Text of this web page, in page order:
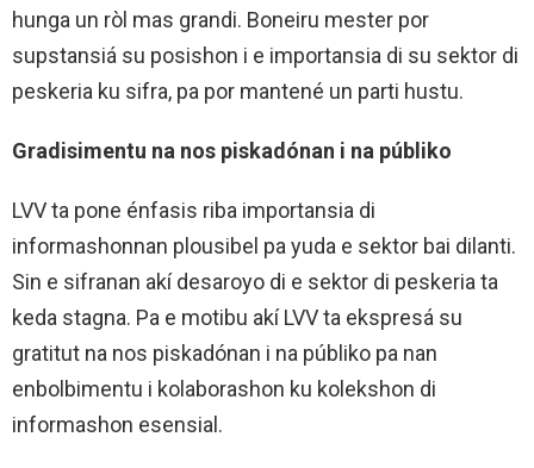
hunga un ròl mas grandi. Boneiru mester por
supstansiá su posishon i e importansia di su sektor di
peskeria ku sifra, pa por mantené un parti hustu.
Gradisimentu na nos piskadónan i na públiko
LVV ta pone énfasis riba importansia di
informashonnan plousibel pa yuda e sektor bai dilanti.
Sin e sifranan akí desaroyo di e sektor di peskeria ta
keda stagna. Pa e motibu akí LVV ta ekspresá su
gratitut na nos piskadónan i na públiko pa nan
enbolbimentu i kolaborashon ku kolekshon di
informashon esensial.